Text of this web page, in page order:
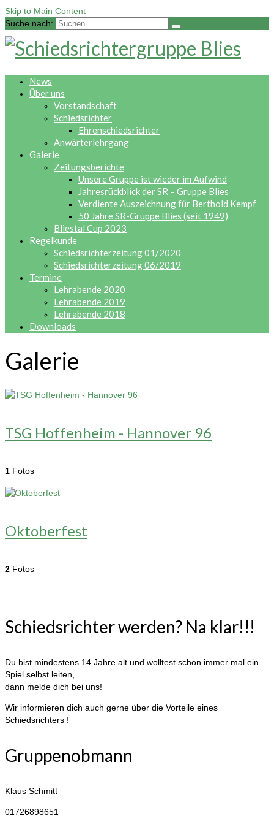
Skip to Main Content
Suche nach:
News
Über uns
Vorstandschaft
Schiedsrichter
Ehrenschiedsrichter
Anwärterlehrgang
Galerie
Zeitungsberichte
Unsere Gruppe ist wieder im Aufwind
Jahresrückblick der SR – Gruppe Blies
Verdiente Auszeichnung für Berthold Kempf
50 Jahre SR-Gruppe Blies (seit 1949)
Bliestal Cup 2023
Regelkunde
Schiedsrichterzeitung 01/2020
Schiedsrichterzeitung 06/2019
Termine
Lehrabende 2020
Lehrabende 2019
Lehrabende 2018
Downloads
Galerie
TSG Hoffenheim - Hannover 96
1 Fotos
Oktoberfest
2 Fotos
Schiedsrichter werden? Na klar!!!
Du bist mindestens 14 Jahre alt und wolltest schon immer mal ein
Spiel selbst leiten,
dann melde dich bei uns!
Wir informieren dich auch gerne über die Vorteile eines
Schiedsrichters !
Gruppenobmann
Klaus Schmitt
01726898651